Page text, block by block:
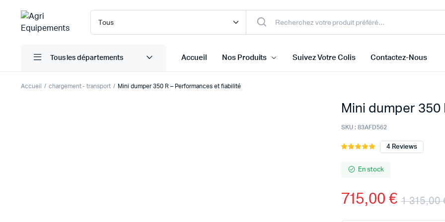
Tous les départements Accueil Nos Produits Suivez Votre Colis Contactez-Nous
Accueil chargement - transport Mini dumper 350 R – Performances et fiabilité
Mini dumper
SKU : 83AFD562
Noté
basé sur
4 Reviews
En stock
1 315,00
715,00€